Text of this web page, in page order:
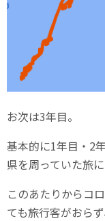
お次は3年目。
基本的に1年目・2
県を周っていた旅に
このあたりからコ
ても旅行客がおら